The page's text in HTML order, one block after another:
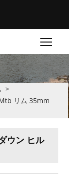
>
リム 35mm
ウン ヒル